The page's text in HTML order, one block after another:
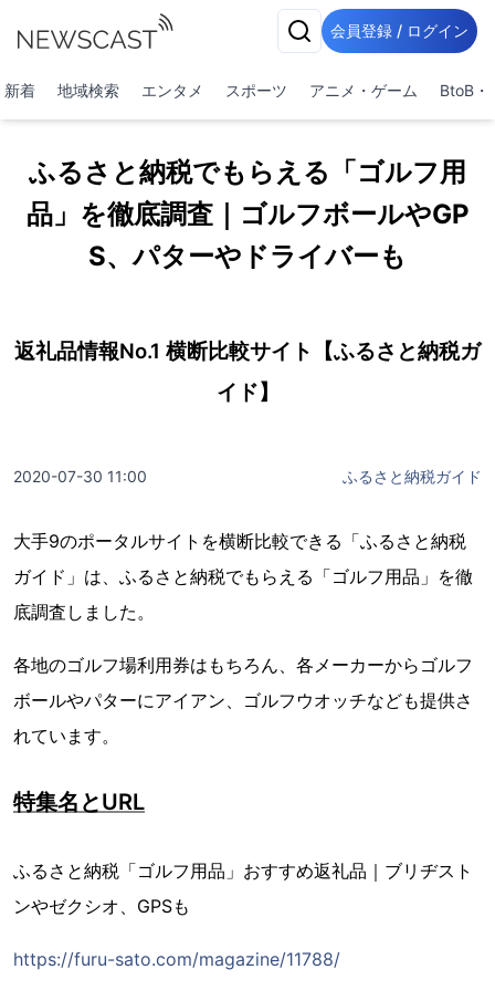
会員登録 / ログイン
新着 地域検索 エンタメ スポーツ アニメ・ゲーム BtoB・
ふるさと納税でもらえる「ゴルフ用
品」を徹底調査｜ゴルフボールやGP
S、パターやドライバーも
返礼品情報No.1 横断比較サイト【ふるさと納税ガ
イド】
2020-07-30 11:00 ふるさと納税ガイド
大手9のポータルサイトを横断比較できる「ふるさと納税
ガイド」は、ふるさと納税でもらえる「ゴルフ用品」を徹
底調査しました。
各地のゴルフ場利用券はもちろん、各メーカーからゴルフ
ボールやパターにアイアン、ゴルフウオッチなども提供さ
れています。
特集名とURL
ふるさと納税「ゴルフ用品」おすすめ返礼品｜ブリヂスト
ンやゼクシオ、GPSも
https://furu-sato.com/magazine/11788/